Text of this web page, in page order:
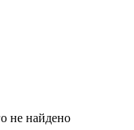
не найдено